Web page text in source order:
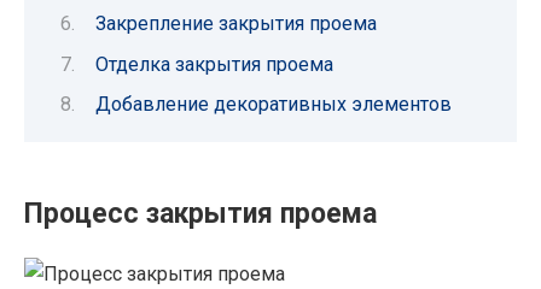
Закрепление закрытия проема
Отделка закрытия проема
Добавление декоративных элементов
Процесс закрытия проема